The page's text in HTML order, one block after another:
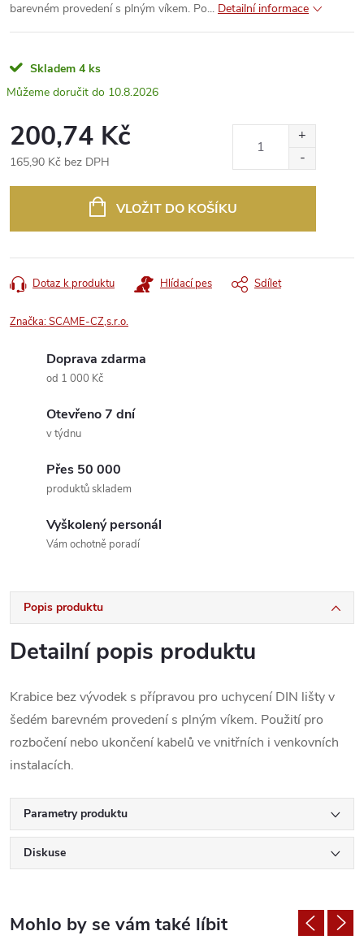
barevném provedení s plným víkem. Po... Detailní informace
Skladem 4 ks
10.8.2026
200,74 Kč
165,90 Kč bez DPH
VLOŽIT DO KOŠÍKU
Dotaz k produktu Hlídací pes Sdílet
Značka:SCAME-CZ,s.r.o.
Doprava zdarma
od 1 000 Kč
Otevřeno 7 dní
v týdnu
Přes 50 000
produktů skladem
Vyškolený personál
Vám ochotně poradí
Popis produktu
Detailní popis produktu
Krabice bez vývodek s přípravou pro uchycení DIN lišty v
šedém barevném provedení s plným víkem. Použití pro
rozbočení nebo ukončení kabelů ve vnitřních i venkovních
instalacích.
Parametry produktu
Diskuse